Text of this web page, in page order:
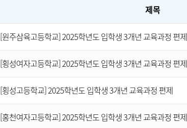
제목
[원주삼육고등학교] 2025학년도 입학생 3개년 교육과정 편제
[횡성여자고등학교] 2025학년도 입학생 3개년 교육과정 편제
[횡성고등학교] 2025학년도 입학생 3개년 교육과정 편제
[홍천여자고등학교] 2025학년도 입학생 3개년 교육과정 편제